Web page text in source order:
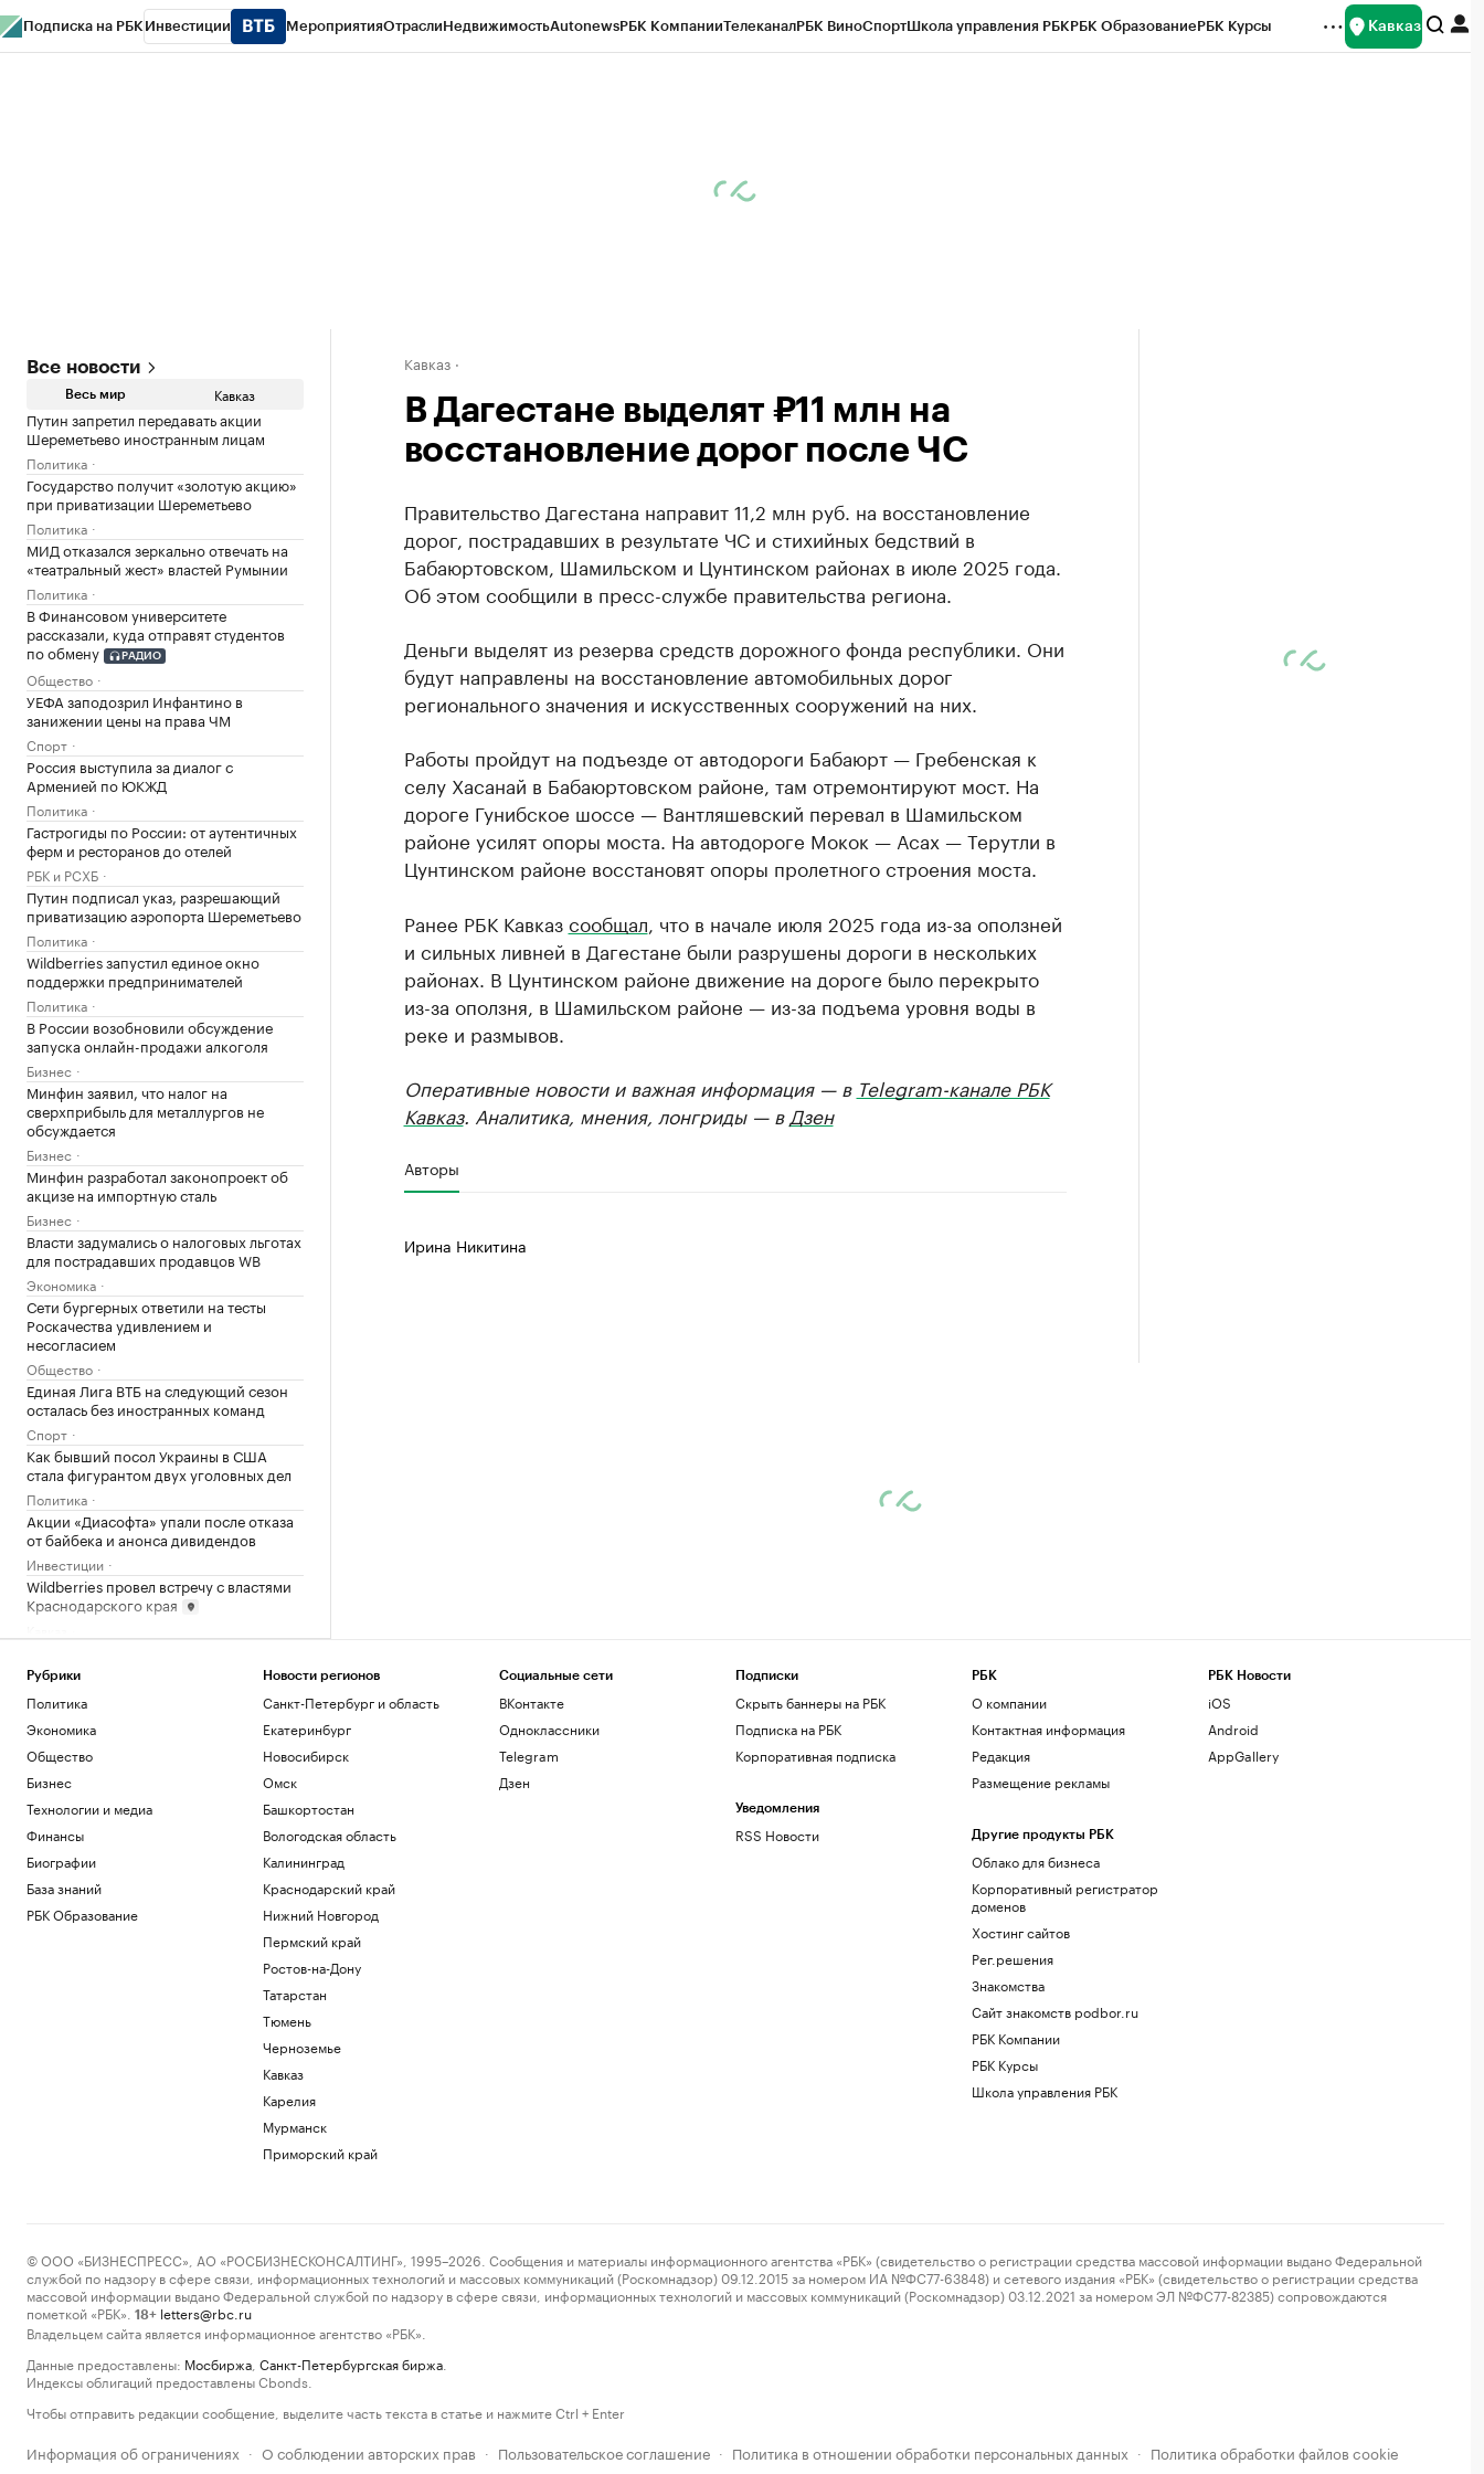
Подписка на РБК Инвестиции МероприятияОтраслиНедвижимостьAutonewsРБК КомпанииТелеканалРБК ВиноСпортШкола управления РБКРБК ОбразованиеРБК Курсы Кавказ
Все новости
Весь мир Кавказ
Путин запретил передавать акции
Шереметьево иностранным лицам
Политика
Государство получит «золотую акцию»
при приватизации Шереметьево
Политика
МИД отказался зеркально отвечать на
«театральный жест» властей Румынии
Политика
В Финансовом университете
рассказали, куда отправят студентов
по обмену
РАДИО
Общество
УЕФА заподозрил Инфантино в
занижении цены на права ЧМ
Спорт
Россия выступила за диалог с
Арменией по ЮКЖД
Политика
Гастрогиды по России: от аутентичных
ферм и ресторанов до отелей
РБК и РСХБ
Путин подписал указ, разрешающий
приватизацию аэропорта Шереметьево
Политика
Wildberries запустил единое окно
поддержки предпринимателей
Политика
В России возобновили обсуждение
запуска онлайн-продажи алкоголя
Бизнес
Минфин заявил, что налог на
сверхприбыль для металлургов не
обсуждается
Бизнес
Минфин разработал законопроект об
акцизе на импортную сталь
Бизнес
Власти задумались о налоговых льготах
для пострадавших продавцов WB
Экономика
Сети бургерных ответили на тесты
Роскачества удивлением и
несогласием
Общество
Единая Лига ВТБ на следующий сезон
осталась без иностранных команд
Спорт
Как бывший посол Украины в США
стала фигурантом двух уголовных дел
Политика
Акции «Диасофта» упали после отказа
от байбека и анонса дивидендов
Инвестиции
Wildberries провел встречу с властями
Краснодарского края
исторического минимума
Общество
коммерческое помещение для
инвестиций
РБК и ПИК Серия плюс
Загрузить еще
Кавказ
В Дагестане выделят ₽11 млн на
восстановление дорог после ЧС
Правительство Дагестана направит 11,2 млн руб. на восстановление
дорог, пострадавших в результате ЧС и стихийных бедствий в
Бабаюртовском, Шамильском и Цунтинском районах в июле 2025 года.
Об этом сообщили в пресс-службе правительства региона.
Деньги выделят из резерва средств дорожного фонда республики. Они
будут направлены на восстановление автомобильных дорог
регионального значения и искусственных сооружений на них.
Работы пройдут на подъезде от автодороги Бабаюрт — Гребенская к
селу Хасанай в Бабаюртовском районе, там отремонтируют мост. На
дороге Гунибское шоссе — Вантляшевский перевал в Шамильском
районе усилят опоры моста. На автодороге Мокок — Асах — Терутли в
Цунтинском районе восстановят опоры пролетного строения моста.
Ранее РБК Кавказсообщал , что в начале июля 2025 года из-за оползней
и сильных ливней в Дагестане были разрушены дороги в нескольких
районах. В Цунтинском районе движение на дороге было перекрыто
из-за оползня, в Шамильском районе — из-за подъема уровня воды в
реке и размывов.
Оперативные новости и важная информация — в Telegram-канале РБК
Кавказ. Аналитика, мнения, лонгриды — в Дзен
Авторы
Ирина Никитина
Рубрики
Политика
Экономика
Общество
Бизнес
Технологии и медиа
Финансы
Биографии
База знаний
РБК Образование
Новости регионов
Санкт-Петербург и область
Екатеринбург
Новосибирск
Омск
Башкортостан
Вологодская область
Калининград
Краснодарский край
Нижний Новгород
Пермский край
Ростов-на-Дону
Татарстан
Тюмень
Черноземье
Кавказ
Карелия
Мурманск
Приморский край
Социальные сети
ВКонтакте
Одноклассники
Telegram
Дзен
Подписки
Скрыть баннеры на РБК
Подписка на РБК
Корпоративная подписка
Уведомления
RSS Новости
РБК
О компании
Контактная информация
Редакция
Размещение рекламы
Другие продукты РБК
Облако для бизнеса
Корпоративный регистратор
доменов
Хостинг сайтов
Рег.решения
Знакомства
Сайт знакомств podbor.ru
РБК Компании
РБК Курсы
Школа управления РБК
РБК Новости
iOS
Android
AppGallery
© ООО «БИЗНЕСПРЕСС», АО «РОСБИЗНЕСКОНСАЛТИНГ», 1995–2026. Сообщения и материалы информационного агентства «РБК» (свидетельство о регистрации средства массовой информации выдано Федеральной
службой по надзору в сфере связи, информационных технологий и массовых коммуникаций (Роскомнадзор) 09.12.2015 за номером ИА №ФС77-63848) и сетевого издания «РБК» (свидетельство о регистрации средства
массовой информации выдано Федеральной службой по надзору в сфере связи, информационных технологий и массовых коммуникаций (Роскомнадзор) 03.12.2021 за номером ЭЛ №ФС77-82385) сопровождаются
пометкой «РБК».
18+ letters@rbc.ru
Владельцем сайта является информационное агентство «РБК».
Данные предоставлены: Мосбиржа Санкт-Петербургская биржа
Индексы облигаций предоставлены Cbonds.
Чтобы отправить редакции сообщение, выделите часть текста в статье и нажмите Ctrl + Enter
Информация об ограничениях · О соблюдении авторских прав · Пользовательское соглашение · Политика в отношении обработки персональных данных · Политика обработки файлов cookie